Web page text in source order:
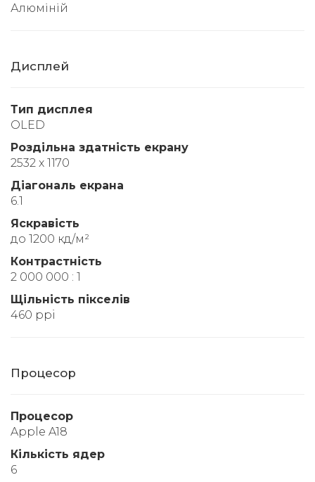
Алюміній
Дисплей
Тип дисплея
OLED
Роздільна здатність екрану
2532 x 1170
Діагональ екрана
6.1
Яскравість
до 1200 кд/м²
Контрастність
2 000 000 : 1
Щільність пікселів
460 ppi
Процесор
Процесор
Apple A18
Кількість ядер
6